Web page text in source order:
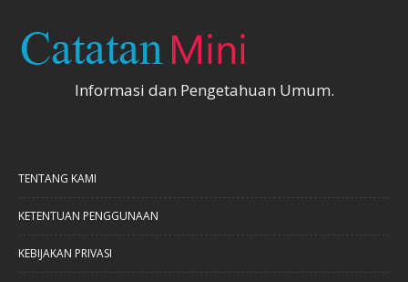
Informasi dan Pengetahuan Umum.
TENTANG KAMI
KETENTUAN PENGGUNAAN
KEBIJAKAN PRIVASI